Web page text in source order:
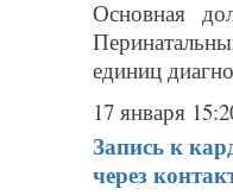
Основная
единиц
17 января
Запись к
через